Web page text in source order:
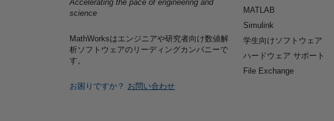
Accelerating the pace of engineering and
science
MathWorksはエンジニアや研究者向け数値解
析ソフトウェアのリーディングカンパニーで
す。
お困りですか？ お問い合わせ
MATLAB
Simulink
学生向けソフトウェア
ハードウェア サポート
File Exchange